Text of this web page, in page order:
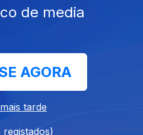
de media
AGORA
tarde